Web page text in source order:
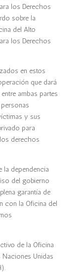
los Derechos
sobre la
del Alto
los Derechos
en estos
que dará
ambas partes
y sus
para
derechos
la dependencia
del gobierno
garantía de
con la Oficina del
de la Oficina
Unidas